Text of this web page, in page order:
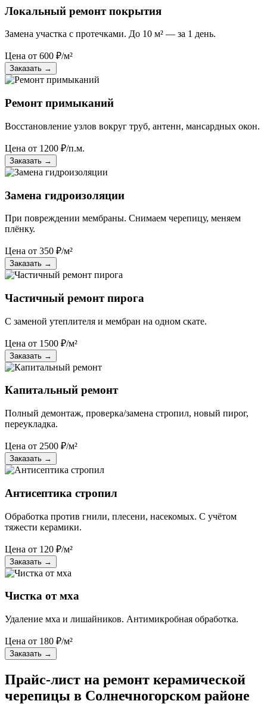
Локальный ремонт покрытия
Замена участка с протечками. До 10 м² — за 1 день.
Цена от 600 ₽/м²
Заказать →
Ремонт примыканий
Восстановление узлов вокруг труб, антенн, мансардных окон.
Цена от 1200 ₽/п.м.
Заказать →
Замена гидроизоляции
При повреждении мембраны. Снимаем черепицу, меняем
плёнку.
Цена от 350 ₽/м²
Заказать →
Частичный ремонт пирога
С заменой утеплителя и мембран на одном скате.
Цена от 1500 ₽/м²
Заказать →
Капитальный ремонт
Полный демонтаж, проверка/замена стропил, новый пирог,
переукладка.
Цена от 2500 ₽/м²
Заказать →
Антисептика стропил
Обработка против гнили, плесени, насекомых. С учётом
тяжести керамики.
Цена от 120 ₽/м²
Заказать →
Чистка от мха
Удаление мха и лишайников. Антимикробная обработка.
Цена от 180 ₽/м²
Заказать →
Прайс-лист на ремонт керамической
черепицы в Солнечногорском районе